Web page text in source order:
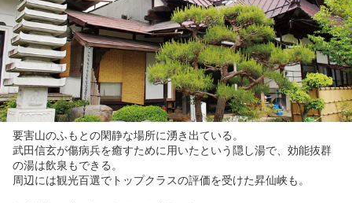
要害山のふもとの閑静な場所に湧き出ている。
武田信玄が傷病兵を癒すために用いたという隠し湯で、効能抜群
の湯は飲泉もできる。
周辺には観光百選でトップクラスの評価を受けた昇仙峡も。